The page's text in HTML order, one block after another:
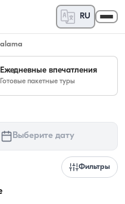
RU
Ежедневные впечатления
Готовые пакетные туры
Выберите дату
Фильтры